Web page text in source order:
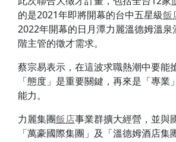
的是2021年即將開幕的台中五星級飯
2022年開幕的日月潭力麗溫德姆溫泉
階主管的徵才需求。
蔡宗易表示，在這波求職熱潮中要能
「態度」是重要關鍵，再來是「專業
能力。
力麗集團飯店事業群擴大經營，並與
「萬豪國際集團」及「溫德姆酒店集